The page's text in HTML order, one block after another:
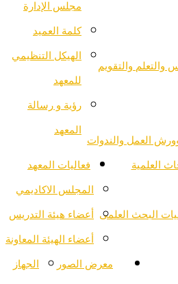
والتعلم والتقويم
وورش العمل والندوات
العلمية
البحث العلمى
فعاليات المعهد
معرض الصور
مجلس الإدارة
كلمة العميد
الهيكل التنظيمي
للمعهد
رؤية و رسالة
المعهد
المجلس الاكاديمي
أعضاء هيئة التدريس
أعضاء الهيئة المعاونة
الجهاز